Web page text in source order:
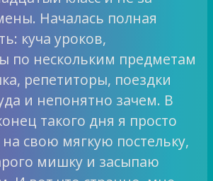
Началась полная
куча уроков,
по нескольким предметам
репетиторы, поездки
и непонятно зачем. В
такого дня я просто
свою мягкую постельку,
мишку и засыпаю